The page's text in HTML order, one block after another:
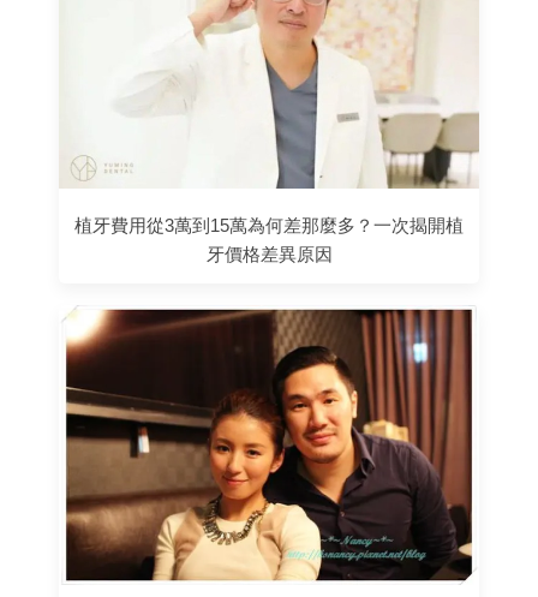
植牙費用從3萬到15萬為何差那麼多？一次揭開植
牙價格差異原因